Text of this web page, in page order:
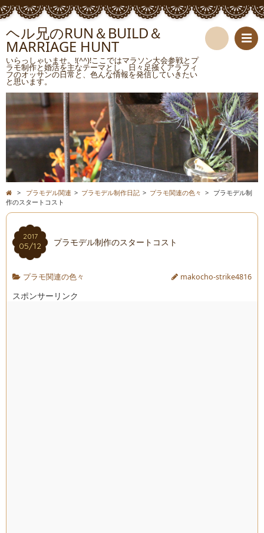
ヘル兄のRUN＆BUILD＆
MARRIAGE HUNT
いらっしゃいませ。!(^^)!ここではマラソン大会参戦とプ
ラモ制作と婚活を主なテーマとし、日々足掻くアラフィ
フのオッサンの日常と、色んな情報を発信していきたい
と思います。
> プラモデル関連 > プラモデル制作日記 > プラモ関連の色々 >
プラモデル制
作のスタートコスト
2017
05/12 プラモデル制作のスタートコスト
プラモ関連の色々 makocho-strike4816
スポンサーリンク